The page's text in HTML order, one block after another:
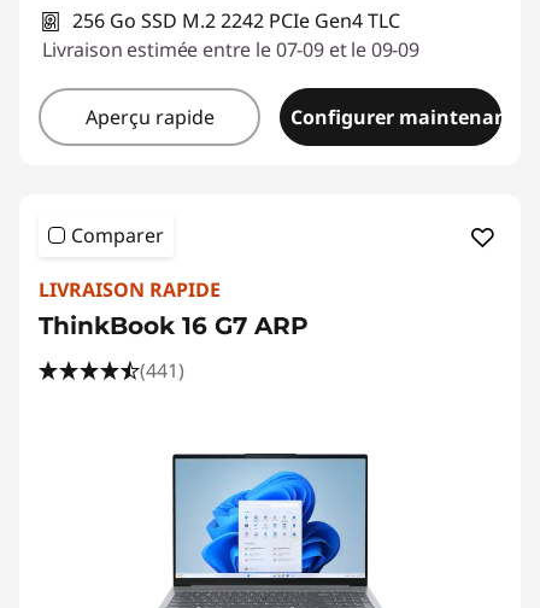
256 Go SSD M.2 2242 PCIe Gen4 TLC
Livraison estimée entre le 07-09 et le 09-09
Aperçu rapide Configurer maintenant
Comparer
LIVRAISON RAPIDE
ThinkBook 16 G7 ARP
(441)